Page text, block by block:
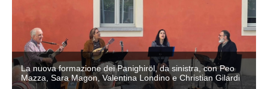
La nuova formazione dei Panighiröl, da sinistra, con Peo
Mazza, Sara Magon, Valentina Londino e Christian Gilardi